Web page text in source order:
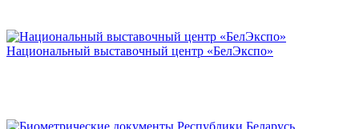
Национальный выставочный центр «БелЭкспо»